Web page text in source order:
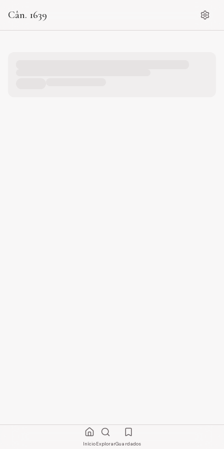
Cân. 1639
InícioExplorarGuardados